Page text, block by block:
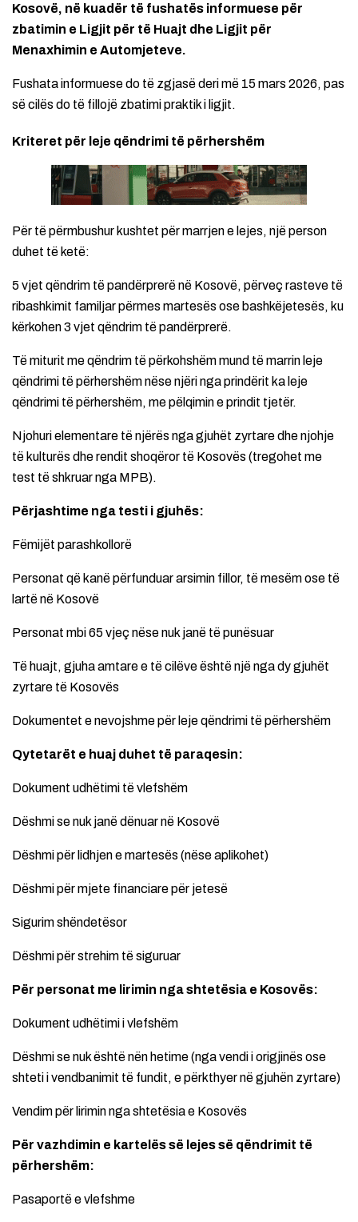
Kosovë, në kuadër të fushatës informuese për
zbatimin e Ligjit për të Huajt dhe Ligjit për
Menaxhimin e Automjeteve.
Fushata informuese do të zgjasë deri më 15 mars 2026, pas
së cilës do të fillojë zbatimi praktik i ligjit.
Kriteret për leje qëndrimi të përhershëm
Për të përmbushur kushtet për marrjen e lejes, një person
duhet të ketë:
5 vjet qëndrim të pandërprerë në Kosovë, përveç rasteve të
ribashkimit familjar përmes martesës ose bashkëjetesës, ku
kërkohen 3 vjet qëndrim të pandërprerë.
Të miturit me qëndrim të përkohshëm mund të marrin leje
qëndrimi të përhershëm nëse njëri nga prindërit ka leje
qëndrimi të përhershëm, me pëlqimin e prindit tjetër.
Njohuri elementare të njërës nga gjuhët zyrtare dhe njohje
të kulturës dhe rendit shoqëror të Kosovës (tregohet me
test të shkruar nga MPB).
Përjashtime nga testi i gjuhës:
Fëmijët parashkollorë
Personat që kanë përfunduar arsimin fillor, të mesëm ose të
lartë në Kosovë
Personat mbi 65 vjeç nëse nuk janë të punësuar
Të huajt, gjuha amtare e të cilëve është një nga dy gjuhët
zyrtare të Kosovës
Dokumentet e nevojshme për leje qëndrimi të përhershëm
Qytetarët e huaj duhet të paraqesin:
Dokument udhëtimi të vlefshëm
Dëshmi se nuk janë dënuar në Kosovë
Dëshmi për lidhjen e martesës (nëse aplikohet)
Dëshmi për mjete financiare për jetesë
Sigurim shëndetësor
Dëshmi për strehim të siguruar
Për personat me lirimin nga shtetësia e Kosovës:
Dokument udhëtimi i vlefshëm
Dëshmi se nuk është nën hetime (nga vendi i origjinës ose
shteti i vendbanimit të fundit, e përkthyer në gjuhën zyrtare)
Vendim për lirimin nga shtetësia e Kosovës
Për vazhdimin e kartelës së lejes së qëndrimit të
përhershëm:
Pasaportë e vlefshme